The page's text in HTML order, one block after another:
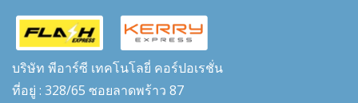
บริษัท พีอาร์ซี เทคโนโลยี่ คอร์ปอเรชั่น
ที่อยู่ : 328/65 ซอยลาดพร้าว 87